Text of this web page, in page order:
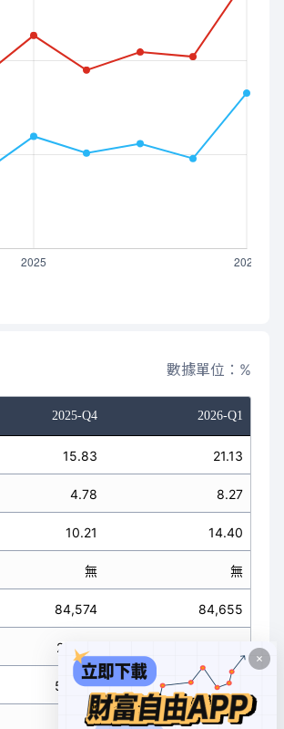
數據單位：%
2025-Q4 2026-Q1
15.83 21.13
4.78 8.27
10.21 14.40
無 無
84,574 84,655
25,517
54,527 57,670
無 無